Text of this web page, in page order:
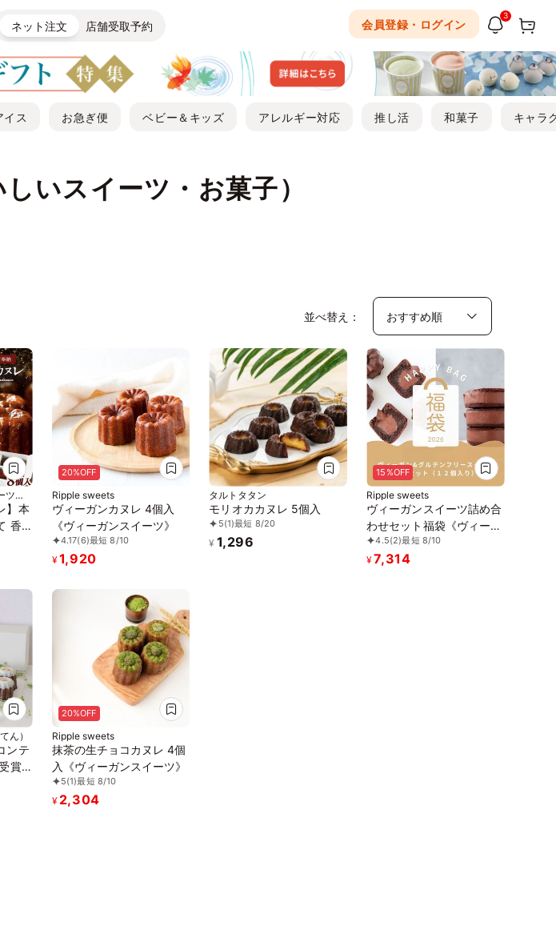
ネット注文 店舗受取予約 会員登録・ログイン
3
イス お急ぎ便 ベビー＆キッズ アレルギー対応 推し活 和菓子 キャラ
いスイーツ・お菓子）
並べ替え：
ツカ
】本
香
キ
20%OFF
Ripple sweets
ヴィーガンカヌレ 4個入
《ヴィーガンスイーツ》
4.17(6)最短 8/10
¥1,920
タルトタタン
モリオカカヌレ 5個入
5(1)最短 8/20
¥ 1,296
15%OFF
Ripple sweets
ヴィーガンスイーツ詰め合
わせセット福袋《ヴィーガ
ンスイーツ》
4.5(2)最短 8/10
¥7,314
ん）
ンテ
賞
）
20%OFF
Ripple sweets
抹茶の生チョコカヌレ 4個
入《ヴィーガンスイーツ》
5(1)最短 8/10
¥ 2,304